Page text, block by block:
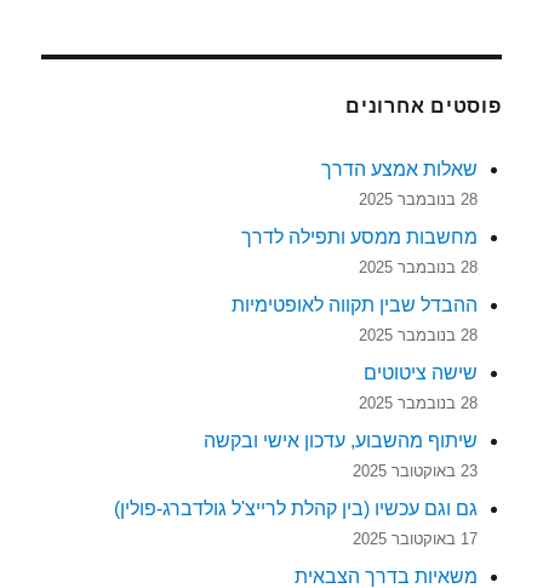
פוסטים אחרונים
שאלות אמצע הדרך
28 בנובמבר 2025
מחשבות ממסע ותפילה לדרך
28 בנובמבר 2025
ההבדל שבין תקווה לאופטימיות
28 בנובמבר 2025
שישה ציטוטים
28 בנובמבר 2025
שיתוף מהשבוע, עדכון אישי ובקשה
23 באוקטובר 2025
גם וגם עכשיו (בין קהלת לרייצ'ל גולדברג-פולין)
17 באוקטובר 2025
משאיות בדרך הצבאית